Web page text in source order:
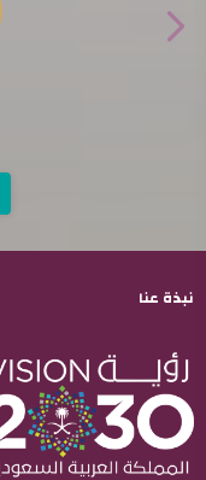
نبذة عنا